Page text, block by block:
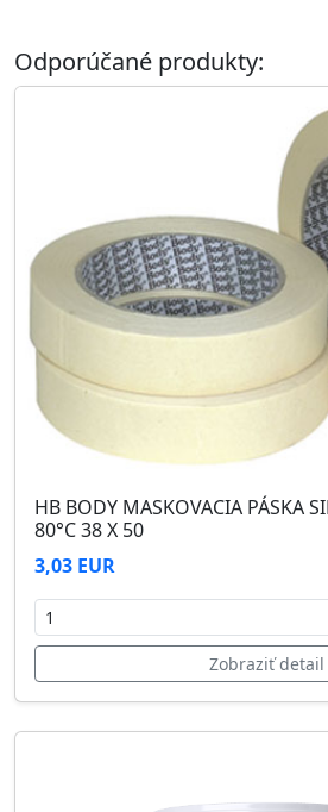
Odporúčané produkty:
HB BODY MASKOVACIA PÁSKA
80°C 38 X 50
3,03 EUR
Zobraziť detail